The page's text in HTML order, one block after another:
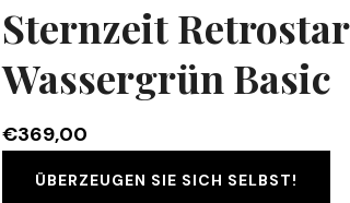
Sternzeit Retrostar
Wassergrün Basic
€369,00
ÜBERZEUGEN SIE SICH SELBST!